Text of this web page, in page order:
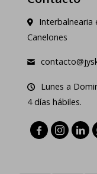
Interbalnearia
Canelones
Lunes a
4 días hábiles.
  